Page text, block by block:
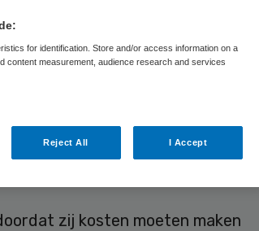
de basisverzekering. Vrouwen
aan zorgkosten, voor mannen
zij kosten moeten maken
for identification. Store and/or access information on a
content measurement, audience research and services
Reject All I Accept